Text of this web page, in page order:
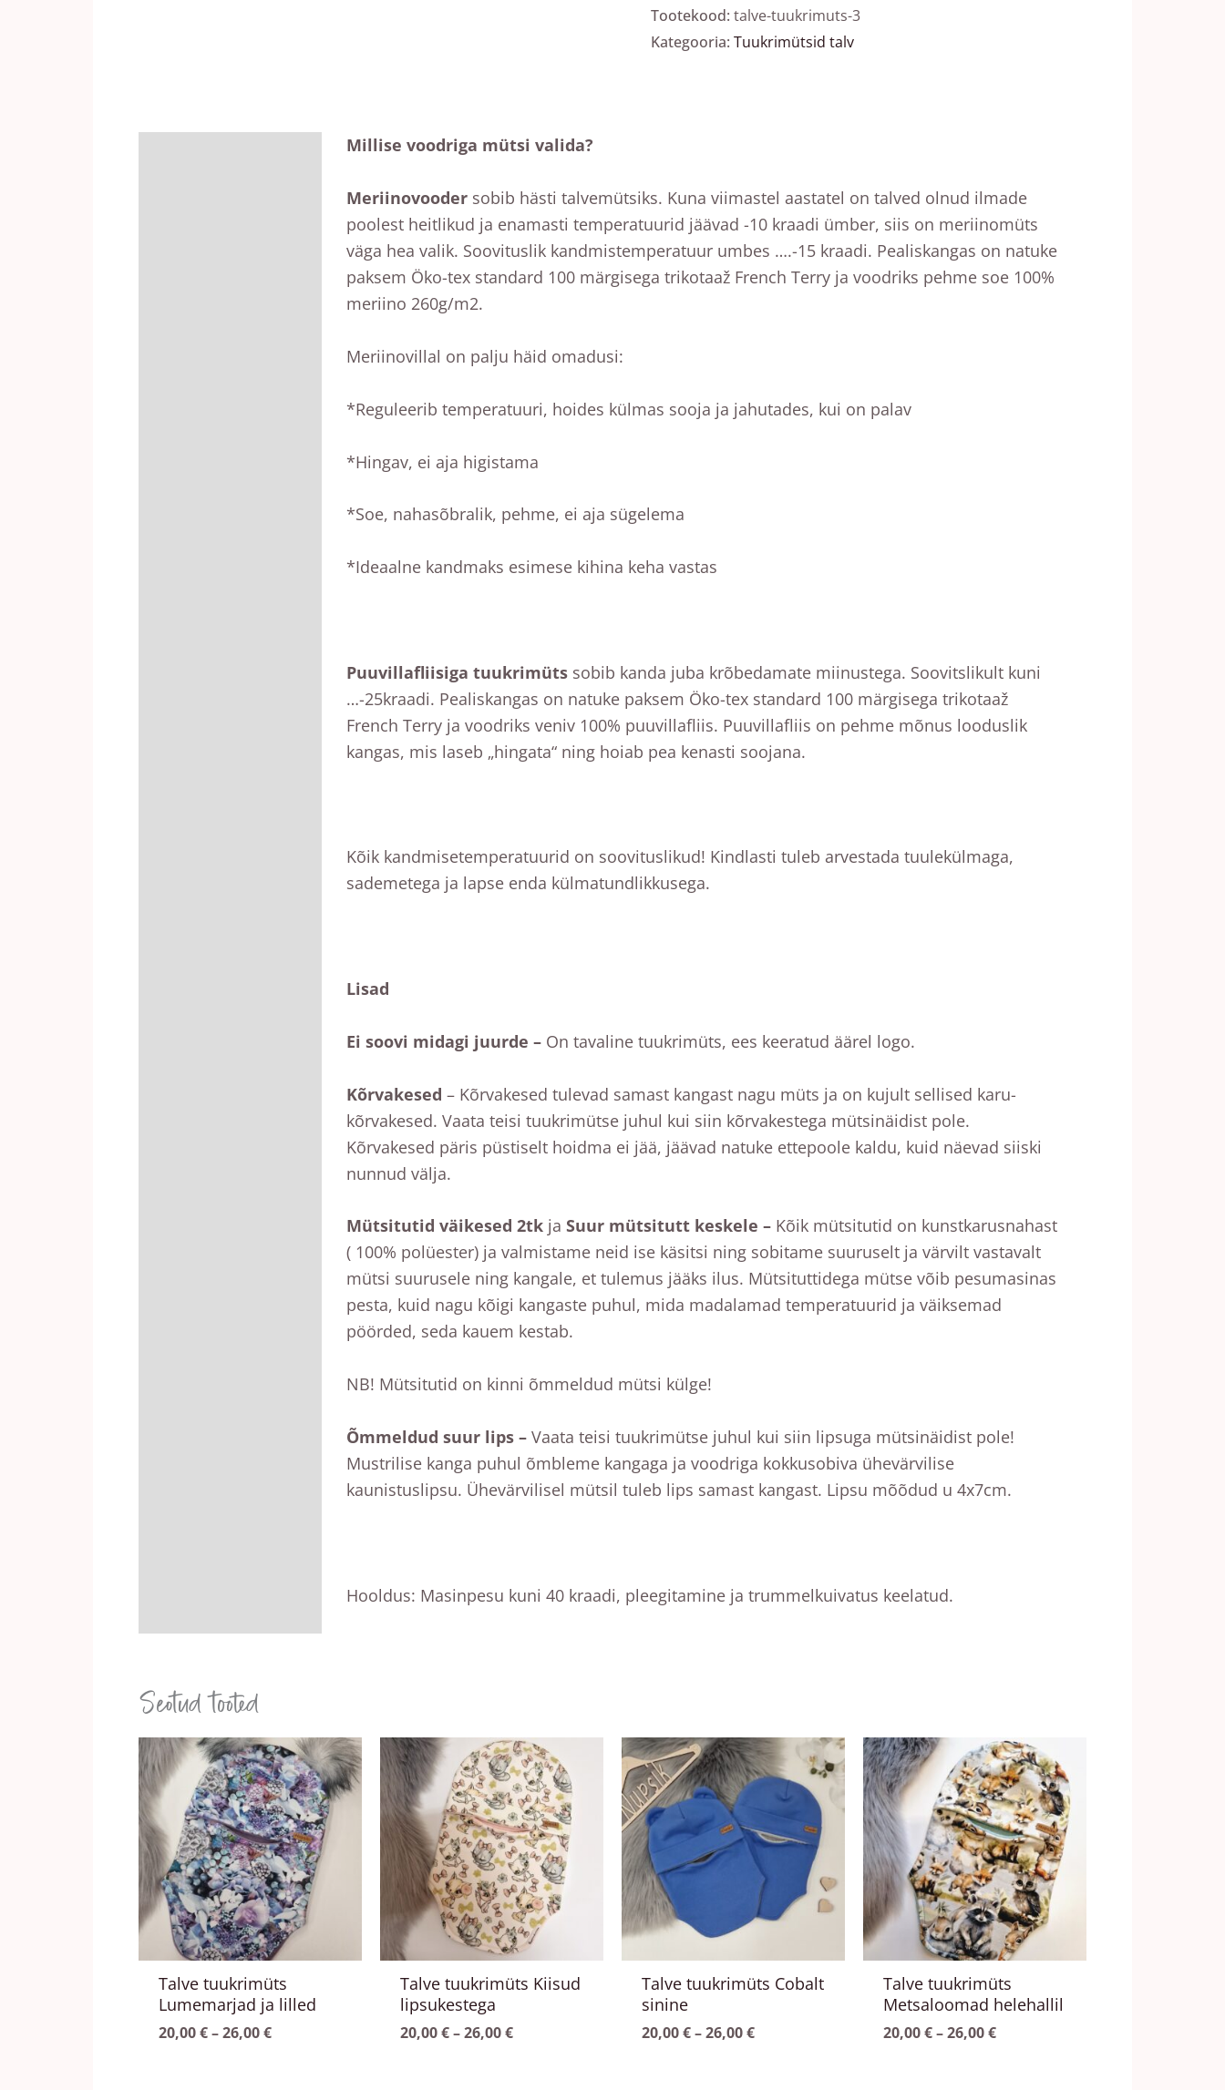
Tootekood: talve-tuukrimuts-3
Kategooria: Tuukrimütsid talv
Millise voodriga mütsi valida?
Meriinovooder sobib hästi talvemütsiks. Kuna viimastel aastatel on talved olnud ilmade
poolest heitlikud ja enamasti temperatuurid jäävad -10 kraadi ümber, siis on meriinomüts
väga hea valik. Soovituslik kandmistemperatuur umbes ….-15 kraadi. Pealiskangas on natuke
paksem Öko-tex standard 100 märgisega trikotaaž French Terry ja voodriks pehme soe 100%
meriino 260g/m2.
Meriinovillal on palju häid omadusi:
*Reguleerib temperatuuri, hoides külmas sooja ja jahutades, kui on palav
*Hingav, ei aja higistama
*Soe, nahasõbralik, pehme, ei aja sügelema
*Ideaalne kandmaks esimese kihina keha vastas
Puuvillafliisiga tuukrimüts sobib kanda juba krõbedamate miinustega. Soovitslikult kuni
…-25kraadi. Pealiskangas on natuke paksem Öko-tex standard 100 märgisega trikotaaž
French Terry ja voodriks veniv 100% puuvillafliis. Puuvillafliis on pehme mõnus looduslik
kangas, mis laseb „hingata“ ning hoiab pea kenasti soojana.
Kõik kandmisetemperatuurid on soovituslikud! Kindlasti tuleb arvestada tuulekülmaga,
sademetega ja lapse enda külmatundlikkusega.
Lisad
Ei soovi midagi juurde – On tavaline tuukrimüts, ees keeratud äärel logo.
Kõrvakesed – Kõrvakesed tulevad samast kangast nagu müts ja on kujult sellised karu-
kõrvakesed. Vaata teisi tuukrimütse juhul kui siin kõrvakestega mütsinäidist pole.
Kõrvakesed päris püstiselt hoidma ei jää, jäävad natuke ettepoole kaldu, kuid näevad siiski
nunnud välja.
Mütsitutid väikesed 2tk ja Suur mütsitutt keskele – Kõik mütsitutid on kunstkarusnahast
( 100% polüester) ja valmistame neid ise käsitsi ning sobitame suuruselt ja värvilt vastavalt
mütsi suurusele ning kangale, et tulemus jääks ilus. Mütsituttidega mütse võib pesumasinas
pesta, kuid nagu kõigi kangaste puhul, mida madalamad temperatuurid ja väiksemad
pöörded, seda kauem kestab.
NB! Mütsitutid on kinni õmmeldud mütsi külge!
Õmmeldud suur lips – Vaata teisi tuukrimütse juhul kui siin lipsuga mütsinäidist pole!
Mustrilise kanga puhul õmbleme kangaga ja voodriga kokkusobiva ühevärvilise
kaunistuslipsu. Ühevärvilisel mütsil tuleb lips samast kangast. Lipsu mõõdud u 4x7cm.
Hooldus: Masinpesu kuni 40 kraadi, pleegitamine ja trummelkuivatus keelatud.
Seotud tooted
Talve tuukrimüts
Lumemarjad ja lilled
20,00€ – 26,00€
Hinnavahemik:
20,00 €
kuni
26,00 €
Sellel
tootel
on
mitu
varianti.
Valikuid
saab
teha
tootelehel.
Talve tuukrimüts Kiisud
lipsukestega
20,00€ – 26,00€
Hinnavahemik:
20,00 €
kuni
26,00 €
Sellel
tootel
on
mitu
varianti.
Valikuid
saab
teha
tootelehel.
Talve tuukrimüts Cobalt
sinine
20,00€ – 26,00€
Hinnavahemik:
20,00 €
kuni
26,00 €
Sellel
tootel
on
mitu
varianti.
Valikuid
saab
teha
tootelehel.
Talve tuukrimüts
Metsaloomad helehallil
20,00€ – 26,00€
Hinnavahemik:
20,00 €
kuni
26,00 €
Sellel
tootel
on
mitu
varianti.
Valikuid
saab
teha
tootelehel.